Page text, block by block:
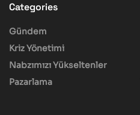
Categories
Gündem
Kriz Yönetimi
Nabzımızı Yükseltenler
Pazarlama